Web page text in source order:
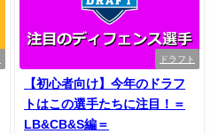
ドラフト
【初心者向け】今年のドラフ
トはこの選手たちに注目！＝
LB&CB&S編＝